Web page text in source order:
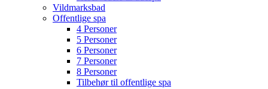
Vildmarksbad
Offentlige spa
4 Personer
5 Personer
6 Personer
7 Personer
8 Personer
Tilbehør til offentlige spa